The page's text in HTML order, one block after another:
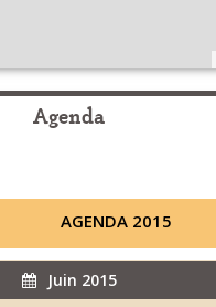
Agenda
AGENDA 2015
Juin 2015